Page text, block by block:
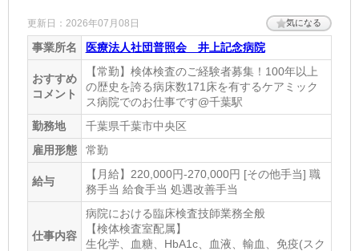
最寄り駅1
海浜幕張
最寄り駅2
幕張豊砂
最寄り駅3
ホームページ
https://www.taiji.clinic/
更新日：2026年07月08日 気になる
事業所名 医療法人社団普照会 井上記念病院
おすすめ
コメント
【常勤】検体検査のご経験者募集！100年以上
の歴史を誇る病床数171床を有するケアミック
ス病院でのお仕事です@千葉駅
勤務地
千葉県千葉市中央区
雇用形態
常勤
給与
【月給】220,000円-270,000円 [その他手当] 職
務手当 給食手当 処遇改善手当
仕事内容
病院における臨床検査技師業務全般
【検体検査室配属】
生化学、血糖、HbA1c、血液、輸血、免疫(スク